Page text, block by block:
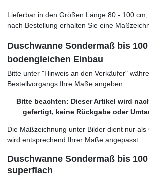
Lieferbar in den Größen Länge 80 - 100 cm,
nach Bestellung erhalten Sie eine
Duschwanne Sondermaß bis
bodengleichen Einbau
Bitte unter "Hinweis an den Verkäufer"
Bestellvorgangs Ihre Maße angeben.
Bitte beachten: Dieser Artikel wird
gefertigt, keine Rückgabe oder
Die Maßzeichnung unter Bilder dient nur als
wird entsprechend Ihrer Maße angepasst
Duschwanne Sondermaß bis
superflach